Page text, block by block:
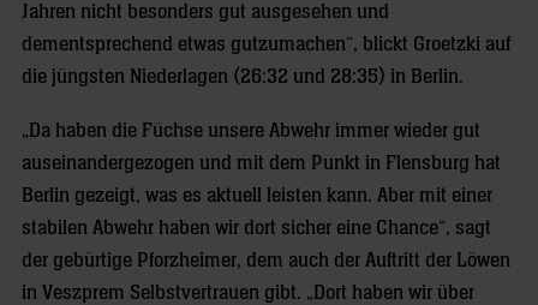
Jahren nicht besonders gut ausgesehen und
dementsprechend etwas gutzumachen“, blickt Groetzki auf
die jüngsten Niederlagen (26:32 und 28:35) in Berlin.
„Da haben die Füchse unsere Abwehr immer wieder gut
auseinandergezogen und mit dem Punkt in Flensburg hat
Berlin gezeigt, was es aktuell leisten kann. Aber mit einer
stabilen Abwehr haben wir dort sicher eine Chance“, sagt
der gebürtige Pforzheimer, dem auch der Auftritt der Löwen
in Veszprem Selbstvertrauen gibt. „Dort haben wir über